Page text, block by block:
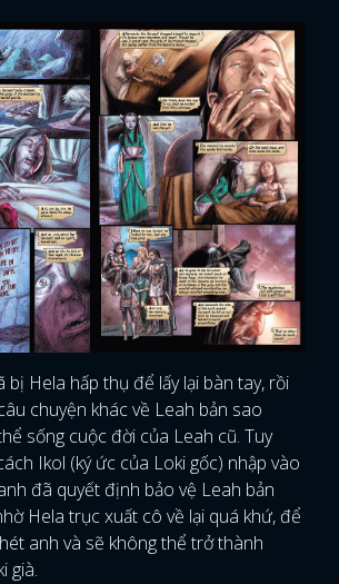
bị Hela hấp thụ để lấy lại bàn tay, rồi
chuyện khác về Leah bản sao
sống cuộc đời của Leah cũ. Tuy
Ikol (ký ức của Loki gốc) nhập vào
đã quyết định bảo vệ Leah bản
Hela trục xuất cô về lại quá khứ, để
anh và sẽ không thể trở thành
già.